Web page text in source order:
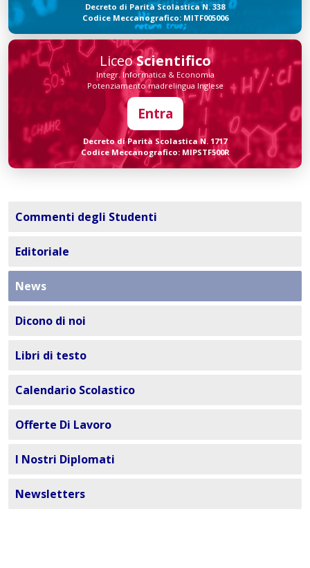
Decreto di Parità Scolastica N. 338
Codice Meccanografico: MITF005006
LiceoScientifico
Integr. Informatica & Economia
Potenziamento madrelingua Inglese
Entra
Decreto di Parità Scolastica N. 1717
Codice Meccanografico: MIPSTF500R
Commenti degli Studenti
Editoriale
News
Dicono di noi
Libri di testo
Calendario Scolastico
Offerte Di Lavoro
I Nostri Diplomati
Newsletters